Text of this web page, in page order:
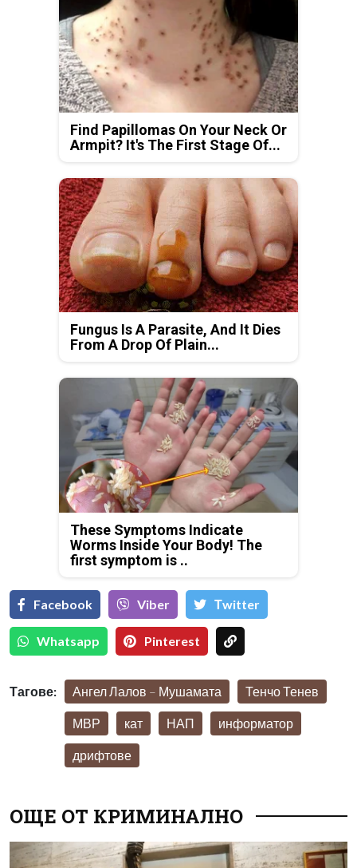
Find Papillomas On Your Neck Or
Armpit? It's The First Stage Of...
Fungus Is A Parasite, And It Dies
From A Drop Of Plain...
These Symptoms Indicate
Worms Inside Your Body! The
first symptom is ..
Facebook Viber Тwitter
Whatsapp Pinterest
Тагове: Ангел Лалов – Мушамата Тенчо Тенев
МВР кат НАП информатор
дрифтове
ОЩЕ ОТ КРИМИНАЛНО